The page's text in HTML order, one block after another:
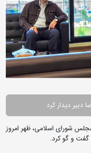
دبیر دیدار کرد
شورای اسلامی، ظهر امروز
گفت و گو کرد.